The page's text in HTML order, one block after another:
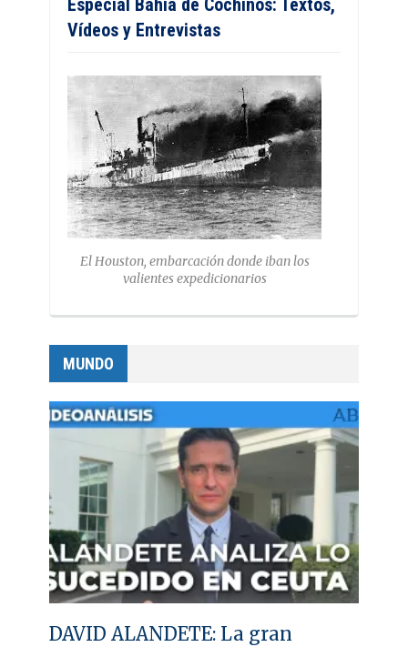
Especial Bahía de Cochinos: Textos,
Vídeos y Entrevistas
El Houston, embarcación donde iban los
valientes expedicionarios
MUNDO
DAVID ALANDETE: La gran